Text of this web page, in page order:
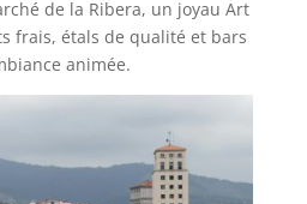
de la Ribera, un joyau Art
frais, étals de qualité et bars
animée.